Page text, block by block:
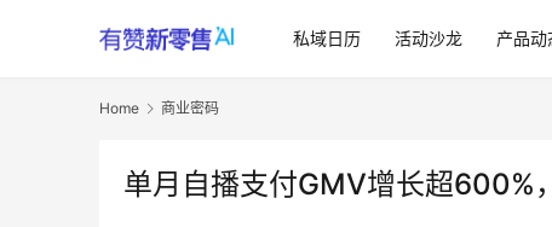
私域日历 活动沙龙 产品动
Home 商业密码
单月自播支付GMV增长超600%